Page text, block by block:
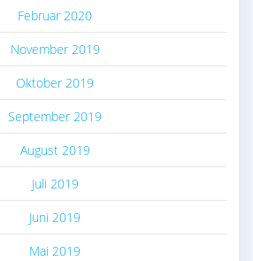
Februar 2020
November 2019
Oktober 2019
September 2019
August 2019
Juli 2019
Juni 2019
Mai 2019